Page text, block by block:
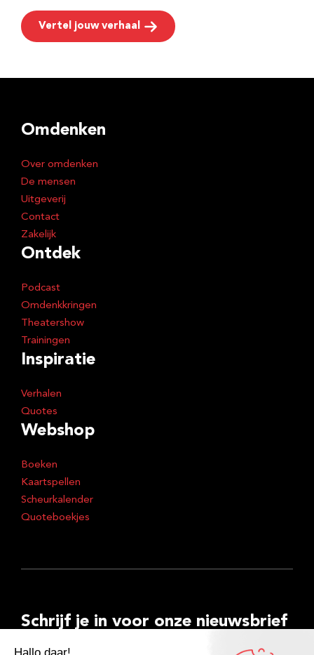
Vertel jouw verhaal
Omdenken
Over omdenken
De mensen
Uitgeverij
Contact
Zakelijk
Ontdek
Podcast
Omdenkkringen
Theatershow
Trainingen
Inspiratie
Verhalen
Quotes
Webshop
Boeken
Kaartspellen
Scheurkalender
Quoteboekjes
Schrijf je in voor onze nieuwsbrief